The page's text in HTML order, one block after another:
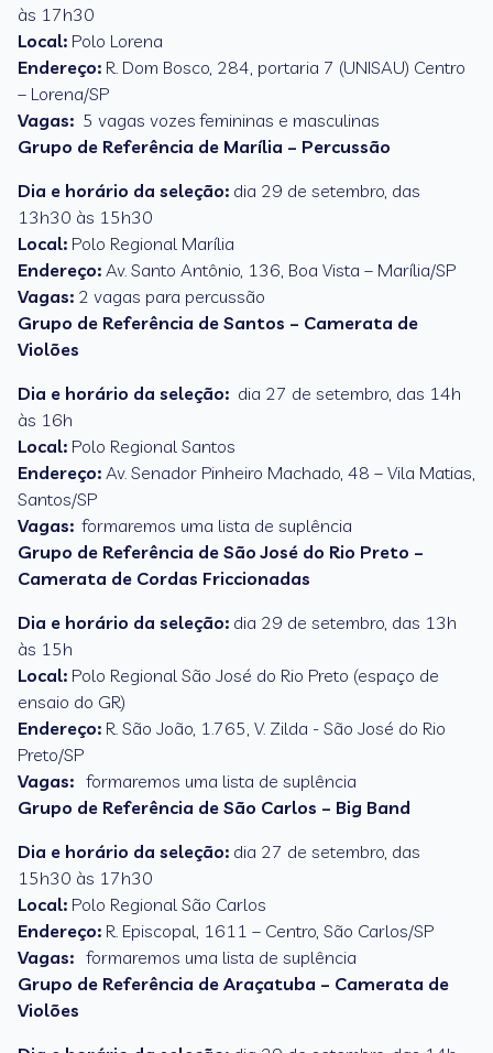
às 17h30
Local: Polo Lorena
Endereço: R. Dom Bosco, 284, portaria 7 (UNISAU) Centro
– Lorena/SP
Vagas: 5 vagas vozes femininas e masculinas
Grupo de Referência de Marília – Percussão
Dia e horário da seleção: dia 29 de setembro, das
13h30 às 15h30
Local: Polo Regional Marília
Endereço: Av. Santo Antônio, 136, Boa Vista – Marília/SP
Vagas: 2 vagas para percussão
Grupo de Referência de Santos – Camerata de
Violões
Dia e horário da seleção: dia 27 de setembro, das 14h
às 16h
Local: Polo Regional Santos
Endereço: Av. Senador Pinheiro Machado, 48 – Vila Matias,
Santos/SP
Vagas: formaremos uma lista de suplência
Grupo de Referência de São José do Rio Preto –
Camerata de Cordas Friccionadas
Dia e horário da seleção: dia 29 de setembro, das 13h
às 15h
Local: Polo Regional São José do Rio Preto (espaço de
ensaio do GR)
Endereço: R. São João, 1.765, V. Zilda - São José do Rio
Preto/SP
Vagas: formaremos uma lista de suplência
Grupo de Referência de São Carlos – Big Band
Dia e horário da seleção: dia 27 de setembro, das
15h30 às 17h30
Local: Polo Regional São Carlos
Endereço: R. Episcopal, 1611 – Centro, São Carlos/SP
Vagas: formaremos uma lista de suplência
Grupo de Referência de Araçatuba – Camerata de
Violões